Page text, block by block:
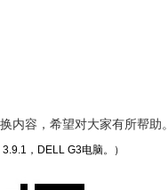
内容，希望对大家有所帮助。
，DELL G3电脑。）